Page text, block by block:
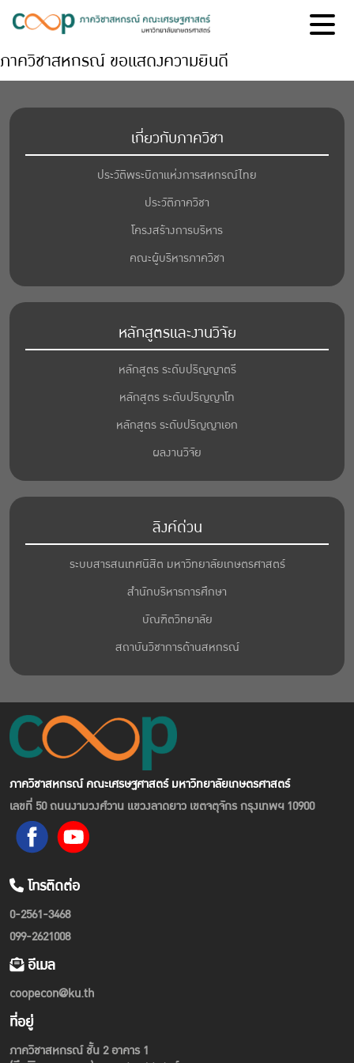
ภาควิชาสหกรณ์ ขอแสดงความยินดี
เกี่ยวกับภาควิชา
ประวัติพระบิดาแห่งการสหกรณ์ไทย
ประวัติภาควิชา
โครงสร้างการบริหาร
คณะผู้บริหารภาควิชา
หลักสูตรและงานวิจัย
หลักสูตร ระดับปริญญาตรี
หลักสูตร ระดับปริญญาโท
หลักสูตร ระดับปริญญาเอก
ผลงานวิจัย
ลิงค์ด่วน
ระบบสารสนเทศนิสิต มหาวิทยาลัยเกษตรศาสตร์
สำนักบริหารการศึกษา
บัณฑิตวิทยาลัย
สถาบันวิชาการด้านสหกรณ์
ภาควิชาสหกรณ์ คณะเศรษฐศาสตร์ มหาวิทยาลัยเกษตรศาสตร์
เลขที่ 50 ถนนงามวงศ์วาน แขวงลาดยาว เขตจตุจักร กรุงเทพฯ 10900
โทรติดต่อ
0-2561-3468
099-2621008
อีเมล
coopecon@ku.th
ที่อยู่
ภาควิชาสหกรณ์ ชั้น 2 อาคาร 1